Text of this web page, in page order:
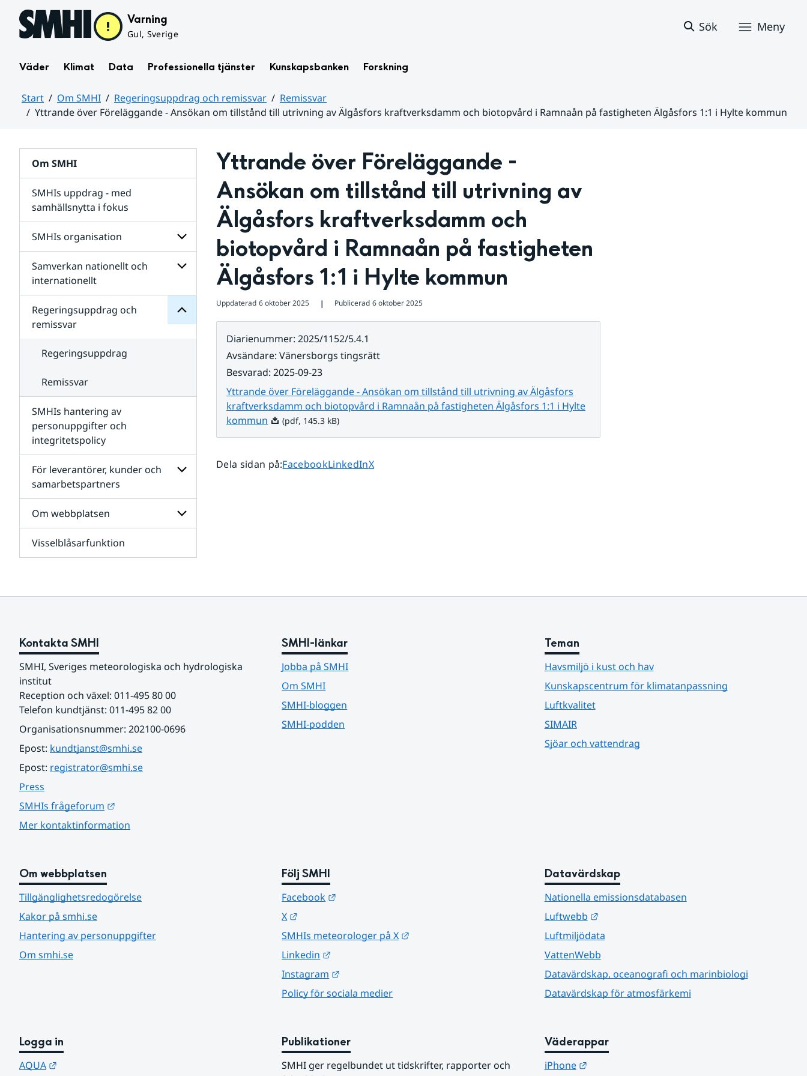
Hoppa till sidans innehåll Varning
Gul, Sverige
Sök Meny
Väder Klimat Data Professionella tjänster Kunskapsbanken Forskning
Start Om SMHI Regeringsuppdrag och remissvar
Remissvar
Yttrande över Föreläggande - Ansökan om tillstånd till utrivning av Älgåsfors kraftverksdamm och biotopvård i Ramnaån på fastigheten Älgåsfors 1:1 i Hylte kommun
Om SMHI
SMHIs uppdrag - med
samhällsnytta i fokus
SMHIs organisation
Undersidor
organisation
Samverkan nationellt och
internationellt
Undersidor
för
Samverkan
internationellt
Regeringsuppdrag och
remissvar
för
Regeringsuppdrag
remissvar
Regeringsuppdrag
Remissvar
SMHIs hantering av
personuppgifter och
integritetspolicy
För leverantörer, kunder och
samarbetspartners
Undersidor
för
och
Om webbplatsen
för
Visselblåsarfunktion
Yttrande över Föreläggande -
Ansökan om tillstånd till utrivning av
Älgåsfors kraftverksdamm och
biotopvård i Ramnaån på fastigheten
Älgåsfors 1:1 i Hylte kommun
Uppdaterad 6 oktober 2025 ❘ Publicerad 6 oktober 2025
Diarienummer: 2025/1152/5.4.1
Avsändare: Vänersborgs tingsrätt
Besvarad: 2025-09-23
Yttrande över Föreläggande - Ansökan om tillstånd till utrivning av Älgåsfors
kraftverksdamm och biotopvård i Ramnaån på fastigheten Älgåsfors 1:1 i Hylte
kommunPdf, 145.3 kB.
(pdf, 145.3 kB)
Dela sidan på:Dela sidan på
FacebookDela sidan på
LinkedInDela sidan på
X
Kontakta SMHI
SMHI, Sveriges meteorologiska och hydrologiska
institut
Reception och växel: 011-495 80 00
Telefon kundtjänst: 011-495 82 00
Organisationsnummer: 202100-0696
Epost: kundtjanst@smhi.se
Epost: registrator@smhi.se
Press
SMHIs frågeforum
Mer kontaktinformation
SMHI-länkar
Jobba på SMHI
Om SMHI
SMHI-bloggen
SMHI-podden
Teman
Havsmiljö i kust och hav
Kunskapscentrum för klimatanpassning
Luftkvalitet
SIMAIR
Sjöar och vattendrag
Om webbplatsen
Tillgänglighetsredogörelse
Kakor på smhi.se
Hantering av personuppgifter
Om smhi.se
Följ SMHI
Facebook
X
SMHIs meteorologer på X
Linkedin
Instagram
Policy för sociala medier
Datavärdskap
Nationella emissionsdatabasen
Luftwebb
Länk till annan webbplats.
Luftmiljödata
VattenWebb
Datavärdskap, oceanografi och marinbiologi
Datavärdskap för atmosfärkemi
Logga in
AQUA
Publikationer
SMHI ger regelbundet ut tidskrifter, rapporter och
Väderappar
iPhone Länk till annan webbplats.